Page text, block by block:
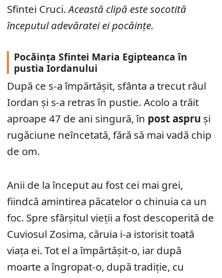
Sfintei Cruci.Această clipă este socotită
începutul adevăratei ei pocăințe.
Pocăința Sfintei Maria Egipteanca în
pustia Iordanului
După ce s-a împărtășit, sfânta a trecut râul
Iordan și s-a retras în pustie. Acolo a trăit
aproape 47 de ani singură, în post aspru și
rugăciune neîncetată, fără să mai vadă chip
de om.
Anii de la început au fost cei mai grei,
fiindcă amintirea păcatelor o chinuia ca un
foc. Spre sfârșitul vieții a fost descoperită de
Cuviosul Zosima, căruia i-a istorisit toată
viața ei. Tot el a împărtășit-o, iar după
moarte a îngropat-o, după tradiție, cu